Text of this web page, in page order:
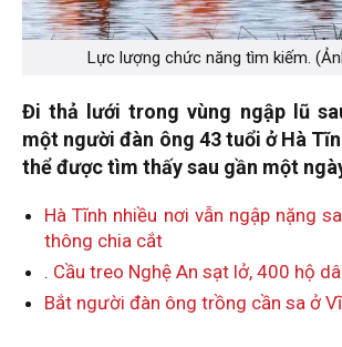
Lực lượng chức năng tìm kiếm.
Đi thả lưới trong vùng ngập lũ
một người đàn ông 43 tuổi ở Hà
thể được tìm thấy sau gần một
Hà Tĩnh nhiều nơi vẫn ngập nặng
thông chia cắt
. Cầu treo Nghệ An sạt lở, 400 hộ
Bắt người đàn ông trồng cần sa ở